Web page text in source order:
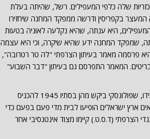
שלה כלפי המעפילים. רשל, שהיתה בעלת
בקפריסין ודרשה ממפקד המחנה שיחזירו
היא ענתה, שהיא נקלעה לאוניה בטעות
שמפקד המחנה ידע שהיא שיקרה, וכי היא עצמה
פרסמה מאמר בעיתון הצרפתי "לה טר רטרובה",
המאמר התפרסם גם בעיתון "דבר השבוע"
רשל ונלי היו מעורבות בפעילויות סודיות נוספות של ה"הגנה.” הן העידו, שפולונסקי ביקש מהן בסתיו 1945 להכניס
ברחוב ווג'ירארד ברובע ה-15, וכי אלחוטאים ארץ ישראלים הופיעו לבית מדי פעם בפעם כדי
הצרפתי (ד.ס.ט.) קיימו מצוד אינטנסיבי אחר